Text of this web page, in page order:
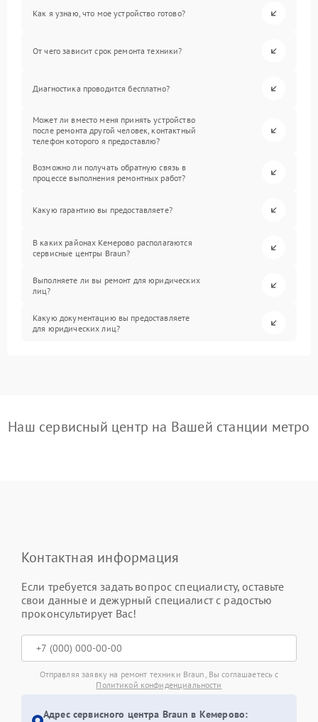
Как я узнаю, что мое устройство готово?
От чего зависит срок ремонта техники?
Диагностика проводится бесплатно?
Может ли вместо меня принять устройство
после ремонта другой человек, контактный
телефон которого я предоставлю?
Возможно ли получать обратную связь в
процессе выполнения ремонтных работ?
Какую гарантию вы предоставляете?
В каких районах Кемерово располагаются
сервисные центры Braun?
Выполняете ли вы ремонт для юридических
лиц?
Какую документацию вы предоставляете
для юридических лиц?
Наш сервисный центр на Вашей станции метро
Контактная информация
Если требуется задать вопрос специалисту, оставьте
свои данные и дежурный специалист с радостью
проконсультирует Вас!
Отправляя заявку на ремонт техники Braun, Вы соглашаетесь с
Политикой конфиденциальности
Адрес сервисного центра Braun в Кемерово: